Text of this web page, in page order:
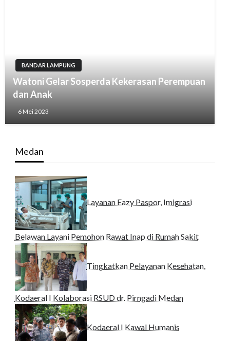
BANDAR LAMPUNG
Watoni Gelar Sosperda Kekerasan Perempuan
dan Anak
6 Mei 2023
Medan
Layanan Eazy Paspor, Imigrasi
Belawan Layani Pemohon Rawat Inap di Rumah Sakit
Tingkatkan Pelayanan Kesehatan,
Kodaeral I Kolaborasi RSUD dr. Pirngadi Medan‎
Kodaeral I Kawal Humanis